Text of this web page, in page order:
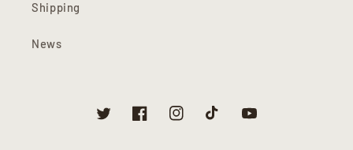
Shipping
News
TwitterFacebookInstagramTikTok YouTube